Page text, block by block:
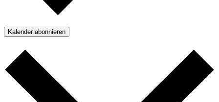
Kalender abonnieren